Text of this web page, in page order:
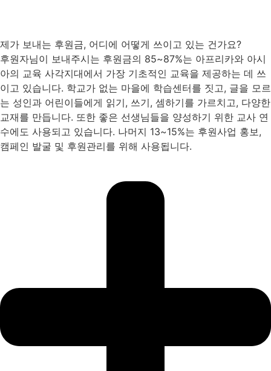
제가 보내는 후원금, 어디에 어떻게 쓰이고 있는 건가요?
후원자님이 보내주시는 후원금의 85~87%는 아프리카와 아시
아의 교육 사각지대에서 가장 기초적인 교육을 제공하는 데 쓰
이고 있습니다. 학교가 없는 마을에 학습센터를 짓고, 글을 모르
는 성인과 어린이들에게 읽기, 쓰기, 셈하기를 가르치고, 다양한
교재를 만듭니다. 또한 좋은 선생님들을 양성하기 위한 교사 연
수에도 사용되고 있습니다. 나머지 13~15%는 후원사업 홍보,
캠페인 발굴 및 후원관리를 위해 사용됩니다.